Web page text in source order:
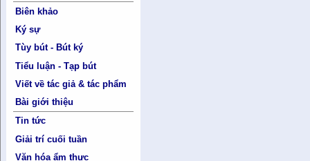
Biên khảo
Ký sự
Tùy bút - Bút ký
Tiểu luận - Tạp bút
Viết về tác giả & tác phẩm
Bài giới thiệu
Tin tức
Giải trí cuối tuần
Văn hóa ẩm thực